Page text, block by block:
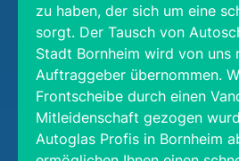
zu haben, der sich um eine
sorgt. Der Tausch von
Stadt Bornheim wird von uns
Auftraggeber übernommen.
Frontscheibe durch einen
Mitleidenschaft gezogen
Autoglas Profis in Bornheim